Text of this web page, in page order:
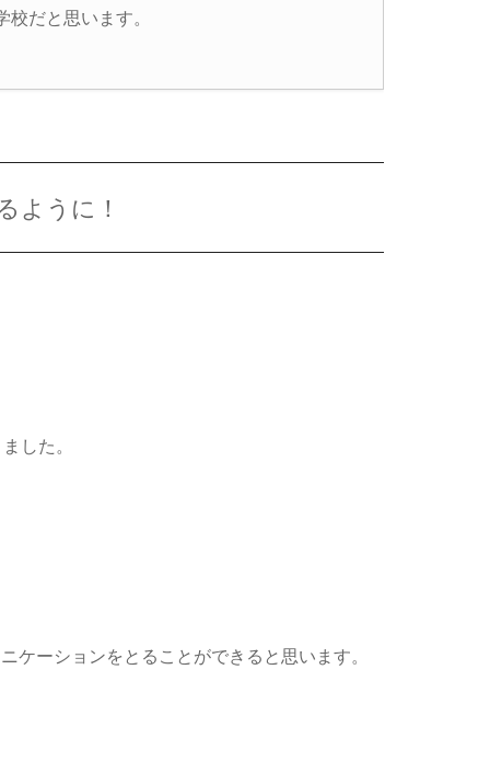
だと思います。
ように！
した。
ケーションをとることができると思います。